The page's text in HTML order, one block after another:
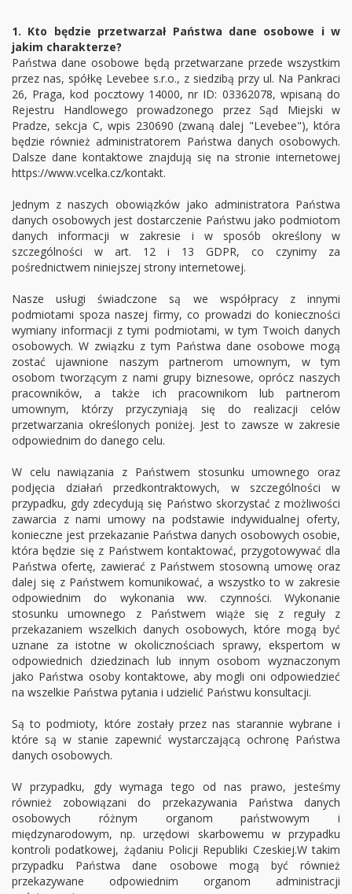
1. Kto będzie przetwarzał Państwa dane osobowe i w
jakim charakterze?
Państwa dane osobowe będą przetwarzane przede wszystkim
przez nas, spółkę Levebee s.r.o., z siedzibą przy ul. Na Pankraci
26, Praga, kod pocztowy 14000, nr ID: 03362078, wpisaną do
Rejestru Handlowego prowadzonego przez Sąd Miejski w
Pradze, sekcja C, wpis 230690 (zwaną dalej "Levebee"), która
będzie również administratorem Państwa danych osobowych.
Dalsze dane kontaktowe znajdują się na stronie internetowej
https://www.vcelka.cz/kontakt.
Jednym z naszych obowiązków jako administratora Państwa
danych osobowych jest dostarczenie Państwu jako podmiotom
danych informacji w zakresie i w sposób określony w
szczególności w art. 12 i 13 GDPR, co czynimy za
pośrednictwem niniejszej strony internetowej.
Nasze usługi świadczone są we współpracy z innymi
podmiotami spoza naszej firmy, co prowadzi do konieczności
wymiany informacji z tymi podmiotami, w tym Twoich danych
osobowych. W związku z tym Państwa dane osobowe mogą
zostać ujawnione naszym partnerom umownym, w tym
osobom tworzącym z nami grupy biznesowe, oprócz naszych
pracowników, a także ich pracownikom lub partnerom
umownym, którzy przyczyniają się do realizacji celów
przetwarzania określonych poniżej. Jest to zawsze w zakresie
odpowiednim do danego celu.
W celu nawiązania z Państwem stosunku umownego oraz
podjęcia działań przedkontraktowych, w szczególności w
przypadku, gdy zdecydują się Państwo skorzystać z możliwości
zawarcia z nami umowy na podstawie indywidualnej oferty,
konieczne jest przekazanie Państwa danych osobowych osobie,
która będzie się z Państwem kontaktować, przygotowywać dla
Państwa ofertę, zawierać z Państwem stosowną umowę oraz
dalej się z Państwem komunikować, a wszystko to w zakresie
odpowiednim do wykonania ww. czynności. Wykonanie
stosunku umownego z Państwem wiąże się z reguły z
przekazaniem wszelkich danych osobowych, które mogą być
uznane za istotne w okolicznościach sprawy, ekspertom w
odpowiednich dziedzinach lub innym osobom wyznaczonym
jako Państwa osoby kontaktowe, aby mogli oni odpowiedzieć
na wszelkie Państwa pytania i udzielić Państwu konsultacji.
Są to podmioty, które zostały przez nas starannie wybrane i
które są w stanie zapewnić wystarczającą ochronę Państwa
danych osobowych.
W przypadku, gdy wymaga tego od nas prawo, jesteśmy
również zobowiązani do przekazywania Państwa danych
osobowych różnym organom państwowym i
międzynarodowym, np. urzędowi skarbowemu w przypadku
kontroli podatkowej, żądaniu Policji Republiki Czeskiej.W takim
przypadku Państwa dane osobowe mogą być również
przekazywane odpowiednim organom administracji